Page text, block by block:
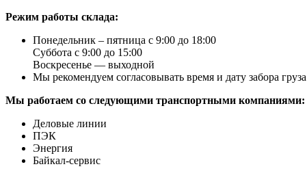
Режим работы склада:
Понедельник – пятница с 9:00 до 18:00
Суббота с 9:00 до 15:00
Воскресенье — выходной
Мы рекомендуем согласовывать время и дату забора
Мы работаем со следующими транспортными компаниями:
Деловые линии
ПЭК
Энергия
Байкал-сервис